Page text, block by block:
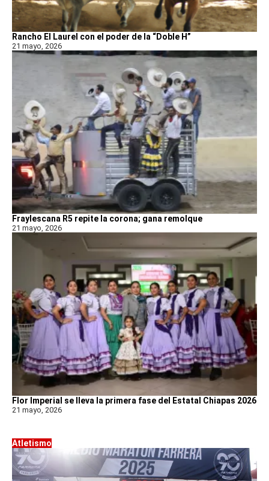
Rancho El Laurel con el poder de la “Doble H”
21 mayo, 2026
Fraylescana R5 repite la corona; gana remolque
21 mayo, 2026
Flor Imperial se lleva la primera fase del Estatal Chiapas 2026
21 mayo, 2026
Atletismo